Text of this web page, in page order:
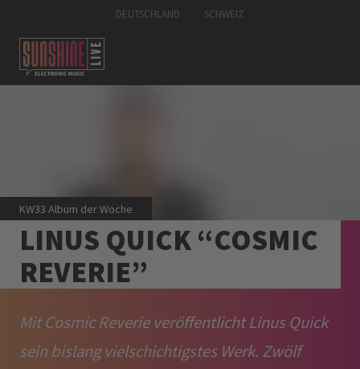
DEUTSCHLAND SCHWEIZ
KW33 Album der Woche
LINUS QUICK “COSMIC
REVERIE”
Mit Cosmic Reverie veröffentlicht Linus Quick
sein bislang vielschichtigstes Werk. Zwölf